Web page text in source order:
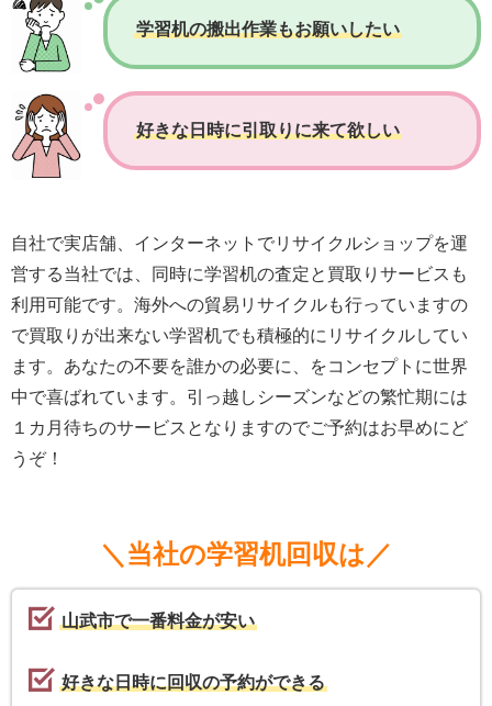
学習机の搬出作業もお願いしたい
好きな日時に引取りに来て欲しい
自社で実店舗、インターネットでリサイクルショップを運
営する当社では、同時に学習机の査定と買取りサービスも
利用可能です。海外への貿易リサイクルも行っていますの
で買取りが出来ない学習机でも積極的にリサイクルしてい
ます。あなたの不要を誰かの必要に、をコンセプトに世界
中で喜ばれています。引っ越しシーズンなどの繁忙期には
１カ月待ちのサービスとなりますのでご予約はお早めにど
うぞ！
＼当社の学習机回収は／
山武市で一番料金が安い
好きな日時に回収の予約ができる